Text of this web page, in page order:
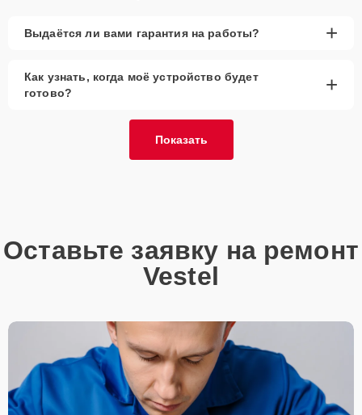
Выдаётся ли вами гарантия на работы? +
Как узнать, когда моё устройство будет
готово?
+
Показать
Оставьте заявку на ремонт
Vestel